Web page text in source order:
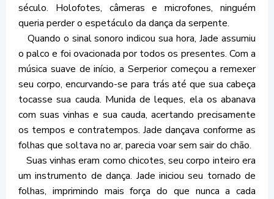
século. Holofotes, câmeras e microfones, ninguém
queria perder o espetáculo da dança da serpente.
Quando o sinal sonoro indicou sua hora, Jade assumiu
o palco e foi ovacionada por todos os presentes. Com a
música suave de início, a Serperior começou a remexer
seu corpo, encurvando-se para trás até que sua cabeça
tocasse sua cauda. Munida de leques, ela os abanava
com suas vinhas e sua cauda, acertando precisamente
os tempos e contratempos. Jade dançava conforme as
folhas que soltava no ar, parecia voar sem sair do chão.
Suas vinhas eram como chicotes, seu corpo inteiro era
um instrumento de dança. Jade iniciou seu tornado de
folhas, imprimindo mais força do que nunca a cada